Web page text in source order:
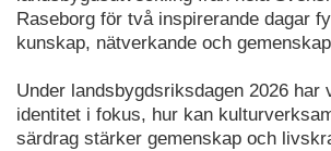
Raseborg för två inspirerande dagar
kunskap, nätverkande och
Under landsbygdsriksdagen 2026 har
identitet i fokus, hur kan
särdrag stärker gemenskap och